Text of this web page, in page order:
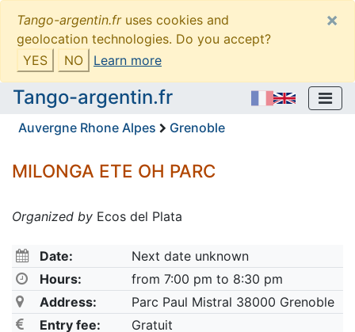
Tango-argentin.fruses cookies and
geolocation technologies. Do you accept?
YES
NO Learn more
×
Tango-argentin.fr
Auvergne Rhone Alpes Grenoble
MILONGA ETE OH PARC
Organized by Ecos del Plata
Date:
Next date unknown
Hours:
from 7:00 pm to 8:30 pm
Address:
Parc Paul Mistral 38000 Grenoble
Entry fee:
Gratuit